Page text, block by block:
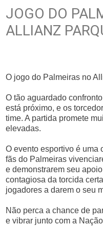
JOGO DO
ALLIANZ
O jogo do Palmeiras no
O tão aguardado
está próximo, e os
time. A partida promete
elevadas.
O evento esportivo é uma
fãs do Palmeiras
e demonstrarem seu
contagiosa da torcida
jogadores a darem o seu
Não perca a chance de
e vibrar junto com a